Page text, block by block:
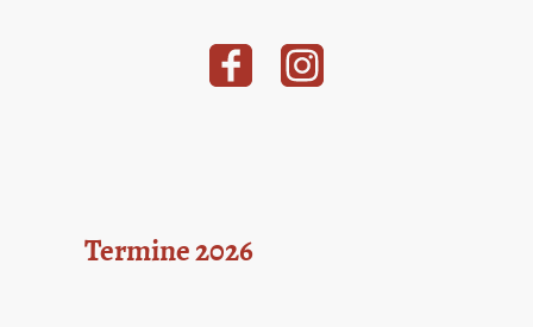
Termine 2026